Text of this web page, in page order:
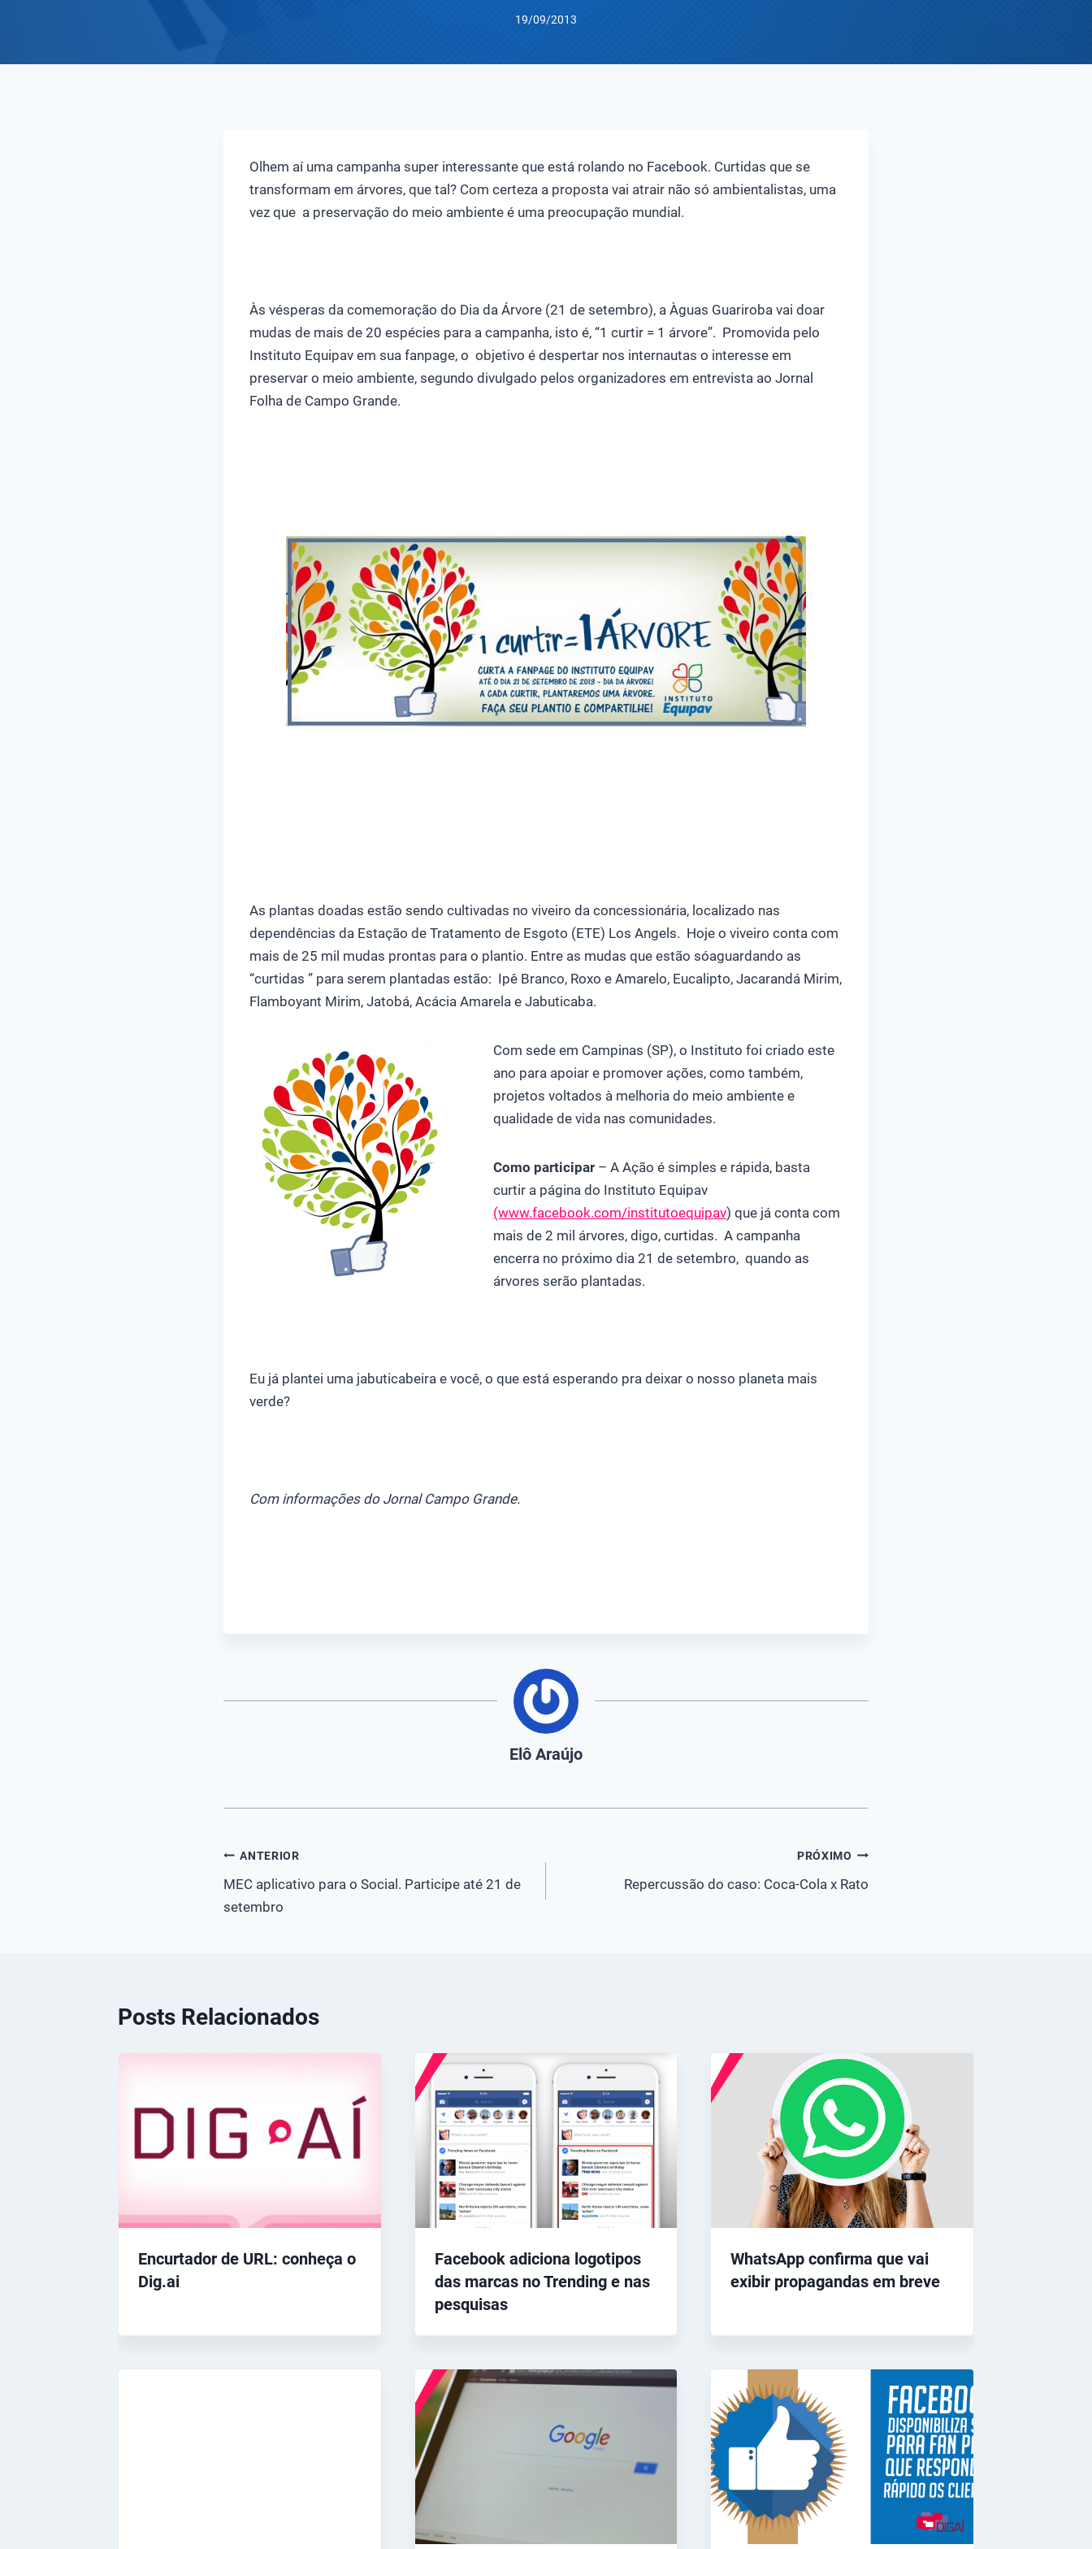
19/09/2013
Olhem aí uma campanha super interessante que está rolando no Facebook. Curtidas que se
transformam em árvores, que tal? Com certeza a proposta vai atrair não só ambientalistas, uma
vez que a preservação do meio ambiente é uma preocupação mundial.
Às vésperas da comemoração do Dia da Árvore (21 de setembro), a Àguas Guariroba vai doar
mudas de mais de 20 espécies para a campanha, isto é, “1 curtir = 1 árvore”. Promovida pelo
Instituto Equipav em sua fanpage, o objetivo é despertar nos internautas o interesse em
preservar o meio ambiente, segundo divulgado pelos organizadores em entrevista ao Jornal
Folha de Campo Grande.
As plantas doadas estão sendo cultivadas no viveiro da concessionária, localizado nas
dependências da Estação de Tratamento de Esgoto (ETE) Los Angels. Hoje o viveiro conta com
mais de 25 mil mudas prontas para o plantio. Entre as mudas que estão sóaguardando as
“curtidas ” para serem plantadas estão: Ipê Branco, Roxo e Amarelo, Eucalipto, Jacarandá Mirim,
Flamboyant Mirim, Jatobá, Acácia Amarela e Jabuticaba.
Com sede em Campinas (SP), o Instituto foi criado este
ano para apoiar e promover ações, como também,
projetos voltados à melhoria do meio ambiente e
qualidade de vida nas comunidades.
Como participar – A Ação é simples e rápida, basta
curtir a página do Instituto Equipav
(www.facebook.com/institutoequipav) que já conta com
mais de 2 mil árvores, digo, curtidas. A campanha
encerra no próximo dia 21 de setembro, quando as
árvores serão plantadas.
Eu já plantei uma jabuticabeira e você, o que está esperando pra deixar o nosso planeta mais
verde?
Com informações do Jornal Campo Grande.
Elô Araújo
Navegação
de
ANTERIOR
MEC aplicativo para o Social. Participe até 21 de
setembro
PRÓXIMO
Repercussão do caso: Coca-Cola x Rato
Posts Relacionados
Encurtador de URL: conheça o
Dig.ai
Facebook adiciona logotipos
das marcas no Trending e nas
pesquisas
WhatsApp confirma que vai
exibir propagandas em breve